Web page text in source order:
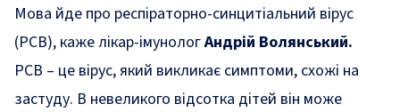
Мова йде про респіраторно-синцитіальний вірус
(РСВ), кажелікар-імунологАндрій Волянський.
РСВ – це вірус, який викликає симптоми, схожі на
застуду. В невеликого відсотка дітей він може